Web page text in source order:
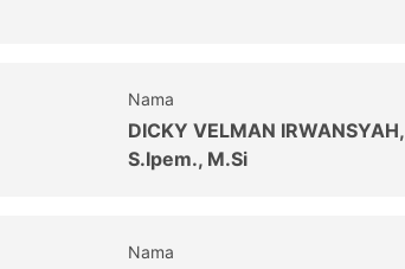
Nama
DICKY VELMAN IRWANSYAH,
S.Ipem., M.Si
Nama